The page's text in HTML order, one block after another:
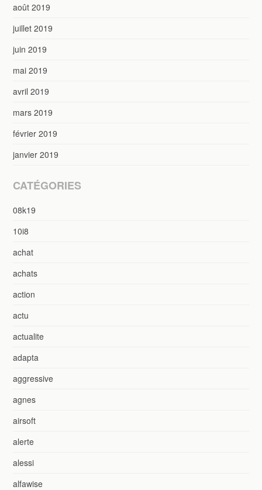
août 2019
juillet 2019
juin 2019
mai 2019
avril 2019
mars 2019
février 2019
janvier 2019
CATÉGORIES
08k19
10i8
achat
achats
action
actu
actualite
adapta
aggressive
agnes
airsoft
alerte
alessi
alfawise